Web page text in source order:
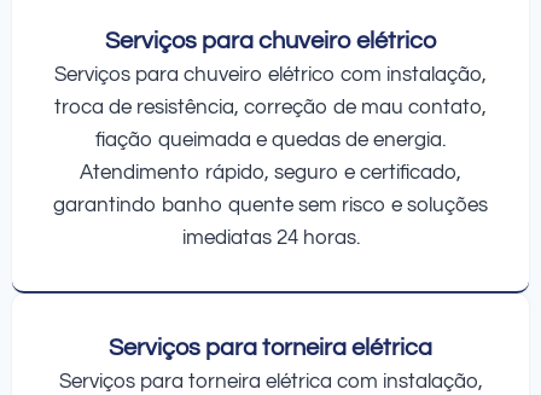
Serviços para chuveiro elétrico
Serviços para chuveiro elétrico com instalação,
troca de resistência, correção de mau contato,
fiação queimada e quedas de energia.
Atendimento rápido, seguro e certificado,
garantindo banho quente sem risco e soluções
imediatas 24 horas.
Serviços para torneira elétrica
Serviços para torneira elétrica com instalação,